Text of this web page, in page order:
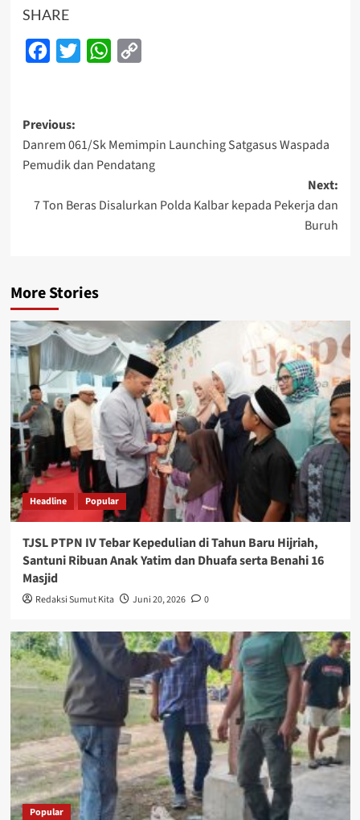
SHARE
Facebook
Twitter WhatsApp
Post
navigation
Previous:
Danrem 061/Sk Memimpin Launching Satgasus Waspada
Pemudik dan Pendatang
Next:
7 Ton Beras Disalurkan Polda Kalbar kepada Pekerja dan
Buruh
More Stories
Headline Popular
TJSL PTPN IV Tebar Kepedulian di Tahun Baru Hijriah,
Santuni Ribuan Anak Yatim dan Dhuafa serta Benahi 16
Masjid
Redaksi Sumut Kita Juni 20, 2026 0
Popular